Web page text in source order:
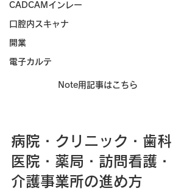
CADCAMインレー
口腔内スキャナ
開業
電子カルテ
Note用記事はこちら
病院・クリニック・歯科
医院・薬局・訪問看護・
介護事業所の進め方